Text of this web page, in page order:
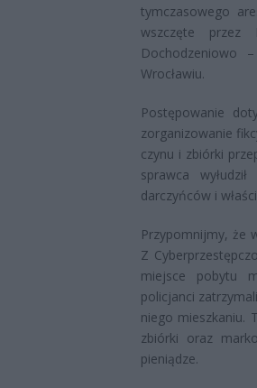
tymczasowego
wszczęte przez
Dochodzeniowo
Wrocławiu.
Postępowanie
zorganizowanie
czynu i zbiórki
sprawca
darczyńców i
Przypomnijmy, że
Z
miejsce pobytu
policjanci
niego mieszkaniu.
zbiórki oraz
pieniądze.